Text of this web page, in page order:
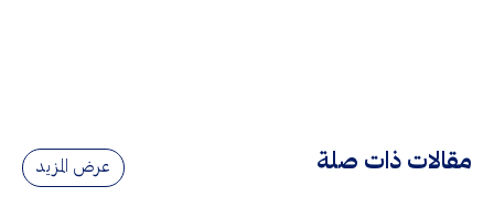
مقالات ذات صلة عرض المزيد